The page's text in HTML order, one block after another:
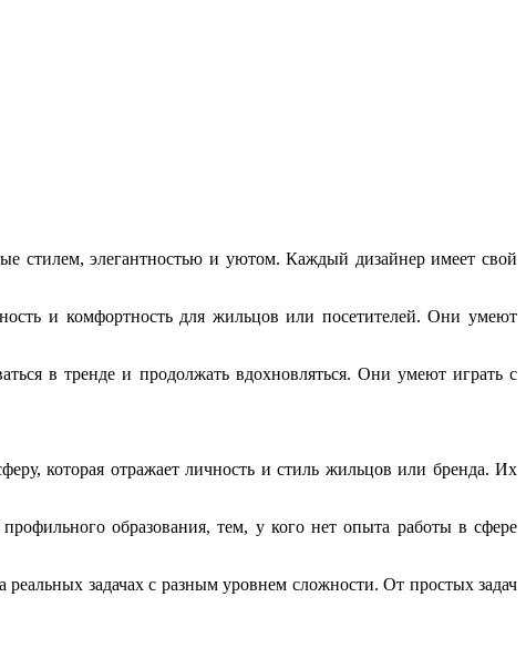
стилем, элегантностью и уютом. Каждый дизайнер имеет свой
и комфортность для жильцов или посетителей. Они умеют
в тренде и продолжать вдохновляться. Они умеют играть с
которая отражает личность и стиль жильцов или бренда. Их
образования, тем, у кого нет опыта работы в сфере
задачах с разным уровнем сложности. От простых задач